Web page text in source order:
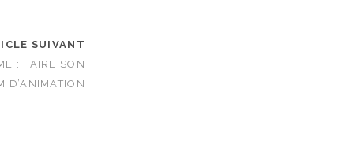
SUIVANT
: FAIRE SON
D’ANIMATION